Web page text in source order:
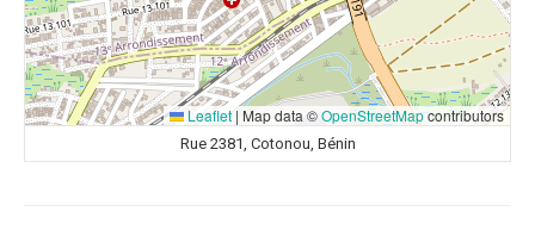
Leaflet | Map data ©OpenStreetMapcontributors
Rue 2381, Cotonou, Bénin